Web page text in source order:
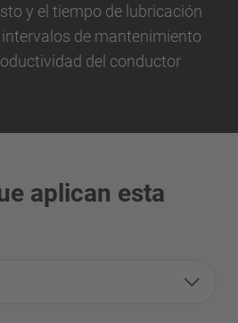
y el tiempo de lubricación
de mantenimiento
del conductor
aplican esta